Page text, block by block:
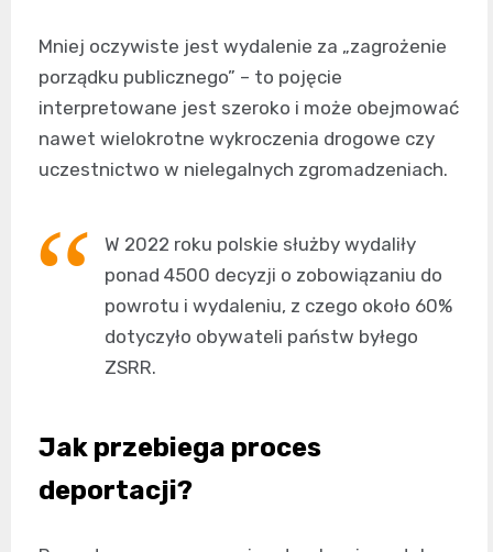
Mniej oczywiste jest wydalenie za „zagrożenie
porządku publicznego” – to pojęcie
interpretowane jest szeroko i może obejmować
nawet wielokrotne wykroczenia drogowe czy
uczestnictwo w nielegalnych zgromadzeniach.
W 2022 roku polskie służby wydaliły
ponad 4500 decyzji o zobowiązaniu do
powrotu i wydaleniu, z czego około 60%
dotyczyło obywateli państw byłego
ZSRR.
Jak przebiega proces
deportacji?